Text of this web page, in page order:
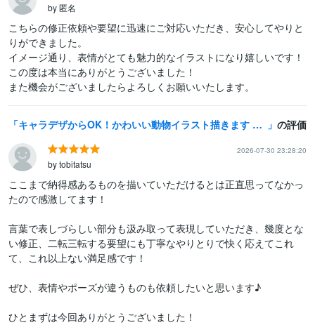
by 匿名
こちらの修正依頼や要望に迅速にご対応いただき、安心してやりと
りができました。
イメージ通り、表情がとても魅力的なイラストになり嬉しいです！
この度は本当にありがとうございました！
また機会がございましたらよろしくお願いいたします。
キャラデザからOK！かわいい動物イラスト描きます 先着3名様のみ500円以下の差分ひとつ無料！ の評価
2026-07-30 23:28:20
by tobitatsu
ここまで納得感あるものを描いていただけるとは正直思ってなかっ
たので感激してます！
言葉で表しづらしい部分も汲み取って表現していただき、幾度とな
い修正、二転三転する要望にも丁寧なやりとりで快く応えてこれ
て、これ以上ない満足感です！
ぜひ、表情やポーズが違うものも依頼したいと思います♪
ひとまずは今回ありがとうございました！